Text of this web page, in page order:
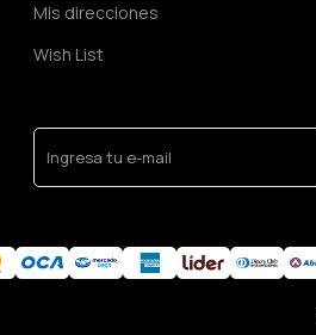
Mis direcciones
Wish List